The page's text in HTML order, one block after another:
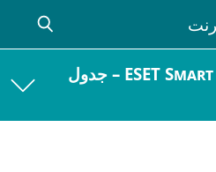
ESET Smart Security Premium – جدول